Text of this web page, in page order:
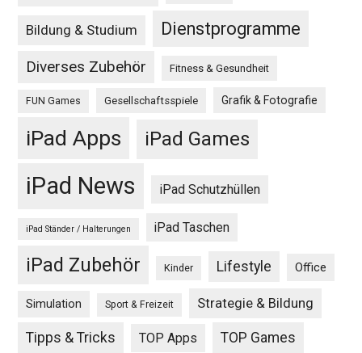
Bildung & Studium Dienstprogramme
Diverses Zubehör Fitness & Gesundheit
FUN Games Gesellschaftsspiele Grafik & Fotografie
iPad Apps iPad Games
iPad News iPad Schutzhüllen
iPad Ständer / Halterungen iPad Taschen
iPad Zubehör Kinder Lifestyle Office
Simulation Sport & Freizeit Strategie & Bildung
Tipps & Tricks TOP Apps TOP Games